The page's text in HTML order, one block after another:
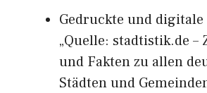
Gedruckte und digitale
„Quelle: stadtistik.de –
und Fakten zu allen
Städten und